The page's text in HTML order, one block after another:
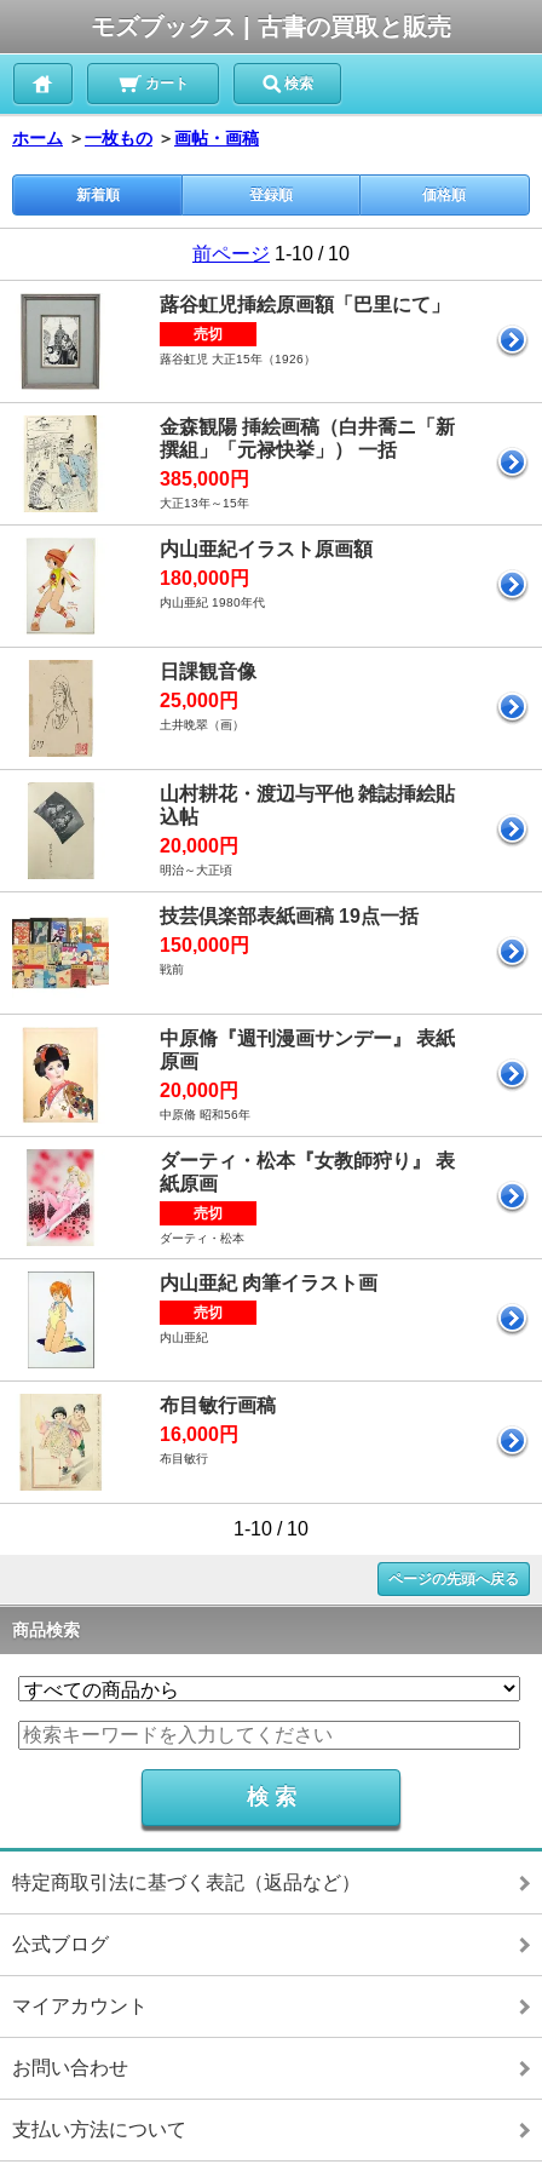
モズブックス | 古書の買取と販売
カート 検索
ホーム ＞一枚もの ＞画帖・画稿
新着順 登録順 価格順
前ページ 1-10 / 10
蕗谷虹児挿絵原画額「巴里にて」
売切
蕗谷虹児 大正15年（1926）
金森観陽 挿絵画稿（白井喬ニ「新
撰組」「元禄快挙」） 一括
385,000円
大正13年～15年
内山亜紀イラスト原画額
180,000円
内山亜紀 1980年代
日課観音像
25,000円
土井晩翠（画）
山村耕花・渡辺与平他 雑誌挿絵貼
込帖
20,000円
明治～大正頃
技芸倶楽部表紙画稿 19点一括
150,000円
戦前
中原脩『週刊漫画サンデー』 表紙
原画
20,000円
中原脩 昭和56年
ダーティ・松本『女教師狩り』 表
紙原画
売切
ダーティ・松本
内山亜紀 肉筆イラスト画
売切
内山亜紀
布目敏行画稿
16,000円
布目敏行
1-10 / 10
ページの先頭へ戻る
商品検索
特定商取引法に基づく表記（返品など）
公式ブログ
マイアカウント
お問い合わせ
支払い方法について